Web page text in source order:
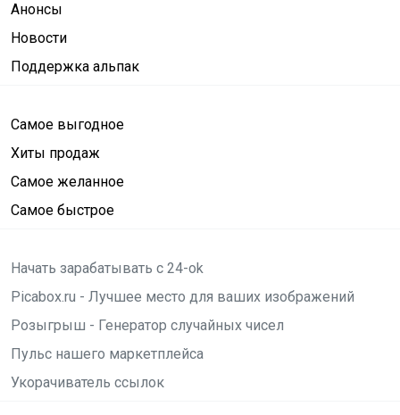
Анонсы
Новости
Поддержка альпак
Самое выгодное
Хиты продаж
Самое желанное
Самое быстрое
Начать зарабатывать с 24-ok
Picabox.ru - Лучшее место для ваших изображений
Розыгрыш - Генератор случайных чисел
Пульс нашего маркетплейса
Укорачиватель ссылок